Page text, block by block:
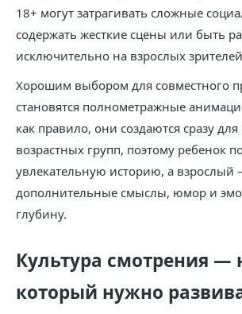
18+ могут затрагивать сложные
содержать жесткие сцены или быть
исключительно на взрослых
Хорошим выбором для совместного
становятся полнометражные
как правило, они создаются сразу
возрастных групп, поэтому ребенок
увлекательную историю, а взрослый
дополнительные смыслы, юмор и
глубину.
Культура смотрения —
который нужно